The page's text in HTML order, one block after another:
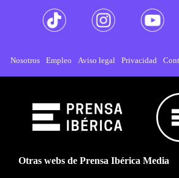
Nosotros Empleo Aviso legal Privacidad
Otras webs de Prensa Ibérica Media